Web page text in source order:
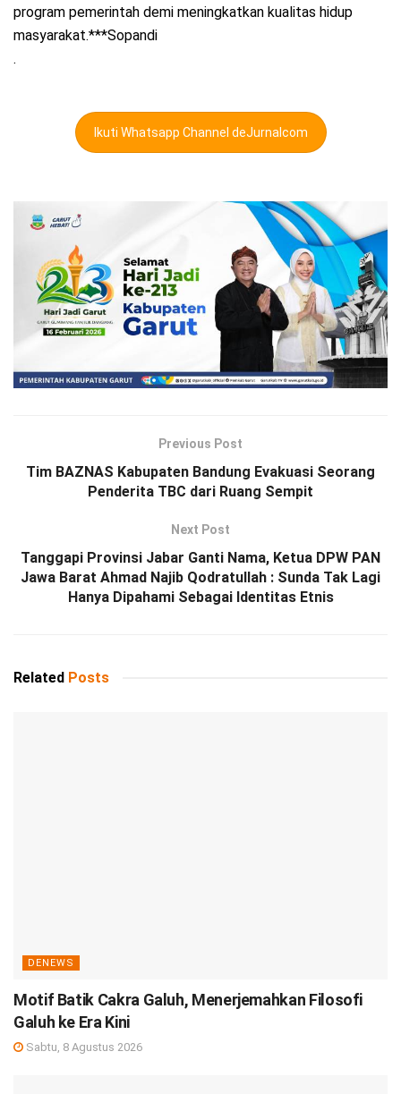
program pemerintah demi meningkatkan kualitas hidup
masyarakat.***Sopandi
.
Ikuti Whatsapp Channel deJurnalcom
Previous Post
Tim BAZNAS Kabupaten Bandung Evakuasi Seorang
Penderita TBC dari Ruang Sempit
Next Post
Tanggapi Provinsi Jabar Ganti Nama, Ketua DPW PAN
Jawa Barat Ahmad Najib Qodratullah : Sunda Tak Lagi
Hanya Dipahami Sebagai Identitas Etnis
Related Posts
DENEWS
Motif Batik Cakra Galuh, Menerjemahkan Filosofi
Galuh ke Era Kini
Sabtu, 8 Agustus 2026